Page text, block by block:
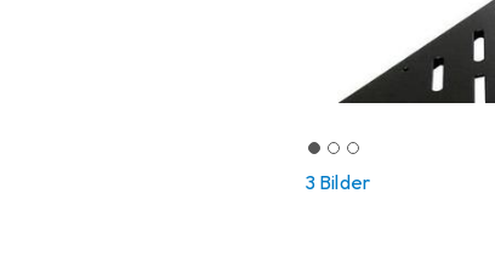
3 Bilder